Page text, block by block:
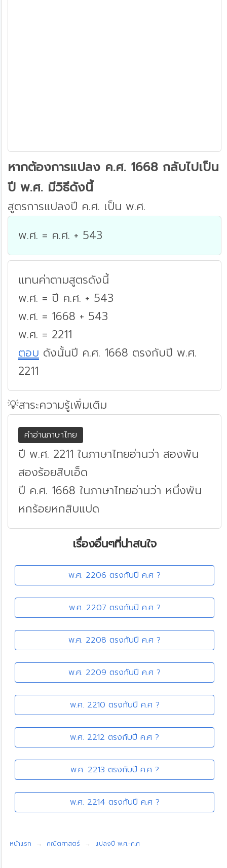
หากต้องการแปลง ค.ศ. 1668 กลับไปเป็น
ปี พ.ศ. มีวิธีดังนี้
สูตรการแปลงปี ค.ศ. เป็น พ.ศ.
พ.ศ. = ค.ศ. + 543
แทนค่าตามสูตรดังนี้
พ.ศ. = ปี ค.ศ. + 543
พ.ศ. = 1668 + 543
พ.ศ. = 2211
ตอบ ดังนั้นปี ค.ศ. 1668 ตรงกับปี พ.ศ.
2211
💡สาระความรู้เพิ่มเติม
คำอ่านภาษาไทย
ปี พ.ศ. 2211 ในภาษาไทยอ่านว่า สองพัน
สองร้อยสิบเอ็ด
ปี ค.ศ. 1668 ในภาษาไทยอ่านว่า หนึ่งพัน
หกร้อยหกสิบแปด
เรื่องอื่นๆที่น่าสนใจ
พ.ศ. 2206 ตรงกับปี ค.ศ ?
พ.ศ. 2207 ตรงกับปี ค.ศ ?
พ.ศ. 2208 ตรงกับปี ค.ศ ?
พ.ศ. 2209 ตรงกับปี ค.ศ ?
พ.ศ. 2210 ตรงกับปี ค.ศ ?
พ.ศ. 2212 ตรงกับปี ค.ศ ?
พ.ศ. 2213 ตรงกับปี ค.ศ ?
พ.ศ. 2214 ตรงกับปี ค.ศ ?
หน้าแรก คณิตศาสตร์ แปลงปี พ.ศ.-ค.ศ